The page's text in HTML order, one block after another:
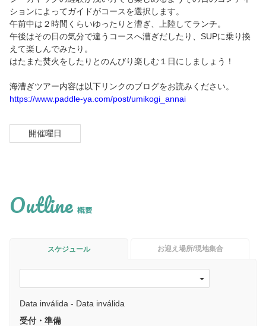
ションによってガイドがコースを選択します。
午前中は２時間くらいゆったりと漕ぎ、上陸してランチ。
午後はその日の気分で違うコースへ漕ぎだしたり、SUPに乗り換
えて楽しんでみたり。
はたまた焚火をしたりとのんびり楽しむ１日にしましょう！
海漕ぎツアー内容は以下リンクのブログをお読みください。
https://www.paddle-ya.com/post/umikogi_annai
開催曜日
Outline 概要
スケジュール お迎え場所/現地集合
Data inválida - Data inválida
受付・準備